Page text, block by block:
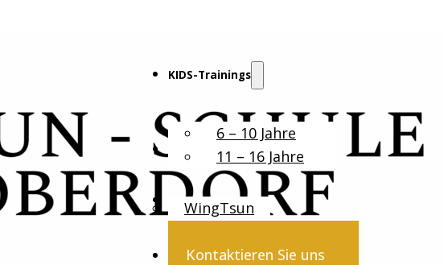
KIDS-Trainings
6 – 10 Jahre
11 – 16 Jahre
Erwachsene
WingTsun
Kontaktieren Sie uns